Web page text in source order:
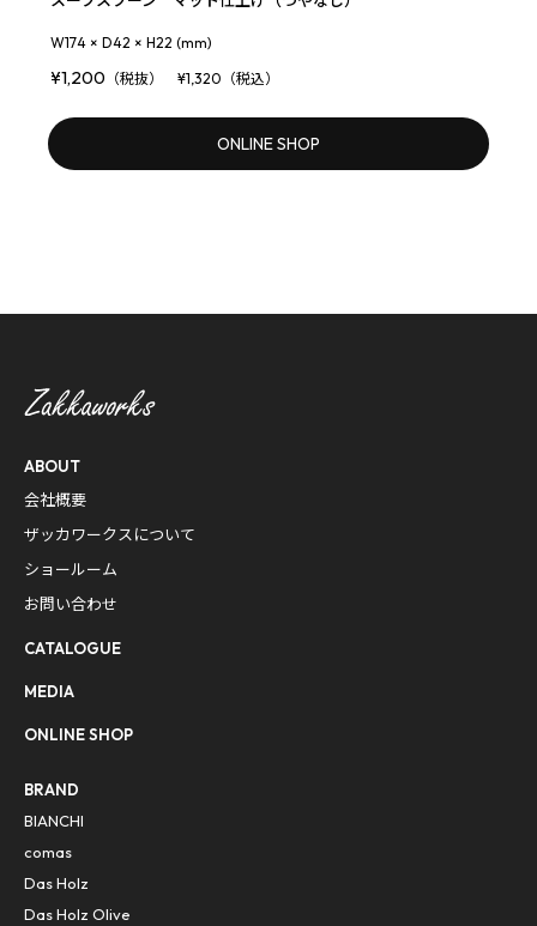
W174 × D42 × H22 (mm)
¥1,200 （税抜） ¥1,320（税込）
ONLINE SHOP
ABOUT
会社概要
ザッカワークスについて
ショールーム
お問い合わせ
CATALOGUE
MEDIA
ONLINE SHOP
BRAND
BIANCHI
comas
Das Holz
Das Holz Olive